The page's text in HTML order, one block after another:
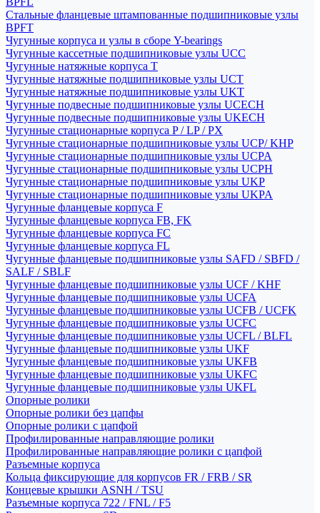
Стальные фланцевые штампованные подшипниковые узлы
BPFT
Чугунные корпуса и узлы в сборе Y-bearings
Чугунные кассетные подшипниковые узлы UCC
Чугунные натяжные корпуса T
Чугунные натяжные подшипниковые узлы UCT
Чугунные натяжные подшипниковые узлы UKT
Чугунные подвесные подшипниковые узлы UCECH
Чугунные подвесные подшипниковые узлы UKECH
Чугунные стационарные корпуса P / LP / PX
Чугунные стационарные подшипниковые узлы UCP/ KHP
Чугунные стационарные подшипниковые узлы UCPA
Чугунные стационарные подшипниковые узлы UCPH
Чугунные стационарные подшипниковые узлы UKP
Чугунные стационарные подшипниковые узлы UKPA
Чугунные фланцевые корпуса F
Чугунные фланцевые корпуса FB, FK
Чугунные фланцевые корпуса FC
Чугунные фланцевые корпуса FL
Чугунные фланцевые подшипниковые узлы SAFD / SBFD /
SALF / SBLF
Чугунные фланцевые подшипниковые узлы UCF / KHF
Чугунные фланцевые подшипниковые узлы UCFA
Чугунные фланцевые подшипниковые узлы UCFB / UCFK
Чугунные фланцевые подшипниковые узлы UCFC
Чугунные фланцевые подшипниковые узлы UCFL / BLFL
Чугунные фланцевые подшипниковые узлы UKF
Чугунные фланцевые подшипниковые узлы UKFB
Чугунные фланцевые подшипниковые узлы UKFC
Чугунные фланцевые подшипниковые узлы UKFL
Опорные ролики
Опорные ролики без цапфы
Опорные ролики с цапфой
Профилированные направляющие ролики
Профилированные направляющие ролики с цапфой
Разъемные корпуса
Кольца фиксирующие для корпусов FR / FRB / SR
Концевые крышки ASNH / TSU
Разъемные корпуса 722 / FNL / F5